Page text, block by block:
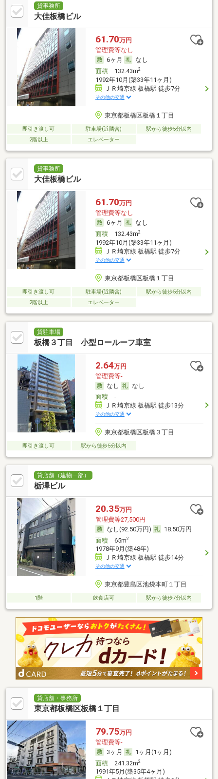
貸事務所
大佳板橋ビル
61.70万円
管理費等なし
6ヶ月
なし
面積132.43m2
1992年10月(築33年11ヶ月)
ＪＲ埼京線 板橋駅 徒歩7分
その他の交通
東京都板橋区板橋１丁目
即引き渡し可 駐車場(近隣含)
駅から徒歩5分以内
2階以上
エレベーター
貸事務所
大佳板橋ビル
61.70万円
管理費等なし
6ヶ月
なし
面積132.43m2
1992年10月(築33年11ヶ月)
ＪＲ埼京線 板橋駅 徒歩7分
その他の交通
東京都板橋区板橋１丁目
即引き渡し可 駐車場(近隣含)
駅から徒歩5分以内
2階以上
エレベーター
貸駐車場
板橋３丁目 小型ロールーフ車室
2.64万円
管理費等-
なし
なし
面積-
ＪＲ埼京線 板橋駅 徒歩13分
その他の交通
東京都板橋区板橋３丁目
即引き渡し可 駅から徒歩5分以内
貸店舗（建物一部）
栃澤ビル
20.35万円
管理費等27,500円
なし(92.50万円)
18.50万円
面積65m2
1978年9月(築48年)
ＪＲ埼京線 板橋駅 徒歩14分
その他の交通
東京都豊島区池袋本町１丁目
1階 飲食店可 駅から徒歩7分以内
貸店舗・事務所
東京都板橋区板橋１丁目
79.75万円
管理費等-
3ヶ月
1ヶ月(1ヶ月)
面積241.32m2
1991年5月(築35年4ヶ月)